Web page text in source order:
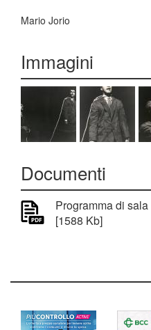
Mario Jorio
Immagini
Documenti
Programma di sala
[1588 Kb]